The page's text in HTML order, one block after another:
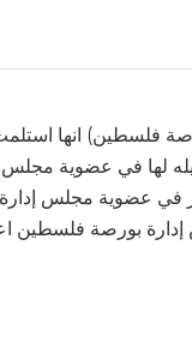
فلسطين) انها
في عضوية مجلس
فلسطين اعتبارا